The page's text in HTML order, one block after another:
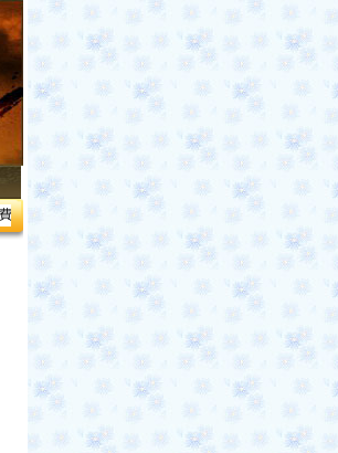
路線上教學】【風水館】1.居家風水2.企業風水3.帝